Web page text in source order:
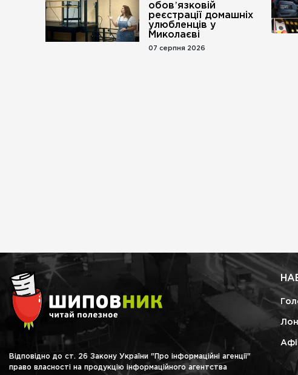
обовʼязковій
реєстрації домашніх
улюбленців у
Миколаєві
07 серпня 2026
Відповідно до ст. 26 Закону України "Про інформаційні агенції"
право власності на продукцію інформаційного агентства